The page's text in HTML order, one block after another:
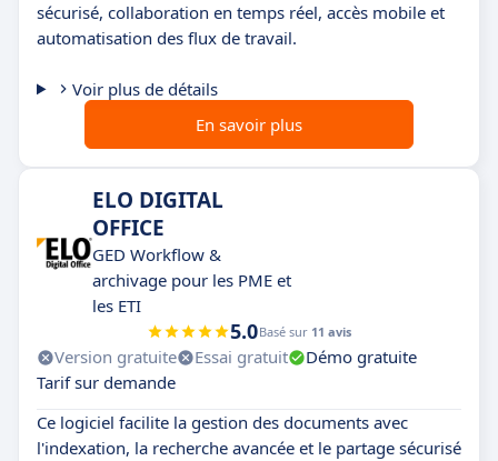
sécurisé, collaboration en temps réel, accès mobile et
automatisation des flux de travail.
Voir plus de détails
En savoir plus
ELO DIGITAL
OFFICE
GED Workflow &
archivage pour les PME et
les ETI
5.0Basé sur 11 avis
Version gratuite Essai gratuit
Démo gratuite
Tarif sur demande
Ce logiciel facilite la gestion des documents avec
l'indexation, la recherche avancée et le partage sécurisé